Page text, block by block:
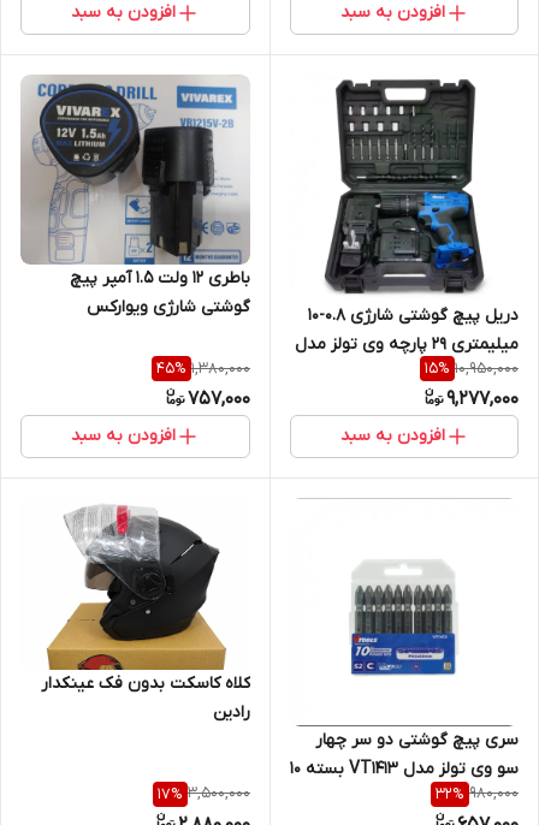
افزودن به سبد افزودن به سبد
دریل پیچ گوشتی شارژی 0.8-10
میلیمتری 29 پارچه وی تولز مدل
VT1211-KIT
10,950,000
15%
9,277,000
افزودن به سبد
باطری 12 ولت 1.5 آمپر پیچ
گوشتی شارژی ویوارکس
1,380,000
45%
757,000
افزودن به سبد
سری پیچ گوشتی دو سر چهار
سو وی تولز مدل VT1413 بسته 10
عددی
980,000
32%
کلاه کاسکت بدون فک عینکدار
رادین
3,500,000
17%